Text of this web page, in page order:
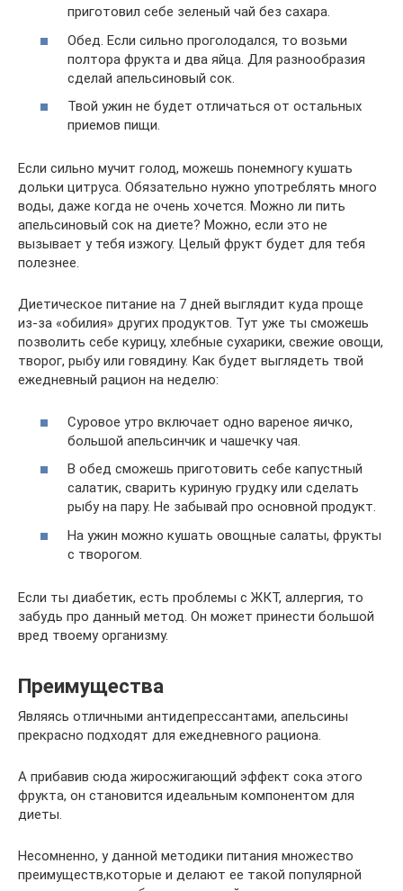
приготовил себе зеленый чай без сахара.
Обед. Если сильно проголодался, то возьми
полтора фрукта и два яйца. Для разнообразия
сделай апельсиновый сок.
Твой ужин не будет отличаться от остальных
приемов пищи.
Если сильно мучит голод, можешь понемногу кушать
дольки цитруса. Обязательно нужно употреблять много
воды, даже когда не очень хочется. Можно ли пить
апельсиновый сок на диете? Можно, если это не
вызывает у тебя изжогу. Целый фрукт будет для тебя
полезнее.
Диетическое питание на 7 дней выглядит куда проще
из-за «обилия» других продуктов. Тут уже ты сможешь
позволить себе курицу, хлебные сухарики, свежие овощи,
творог, рыбу или говядину. Как будет выглядеть твой
ежедневный рацион на неделю:
Суровое утро включает одно вареное яичко,
большой апельсинчик и чашечку чая.
В обед сможешь приготовить себе капустный
салатик, сварить куриную грудку или сделать
рыбу на пару. Не забывай про основной продукт.
На ужин можно кушать овощные салаты, фрукты
с творогом.
Если ты диабетик, есть проблемы с ЖКТ, аллергия, то
забудь про данный метод. Он может принести большой
вред твоему организму.
Преимущества
Являясь отличными антидепрессантами, апельсины
прекрасно подходят для ежедневного рациона.
А прибавив сюда жиросжигающий эффект сока этого
фрукта, он становится идеальным компонентом для
диеты.
Несомненно, у данной методики питания множество
преимуществ,которые и делают ее такой популярной